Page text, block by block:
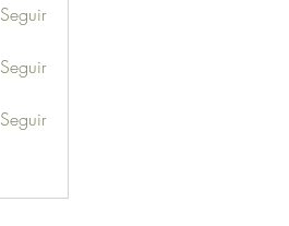
Seguir
Seguir
Seguir